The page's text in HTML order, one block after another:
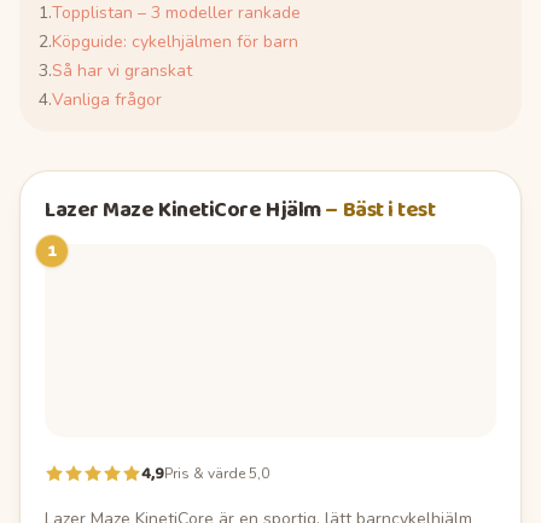
1.Topplistan – 3 modeller rankade
2.Köpguide: cykelhjälmen för barn
3.Så har vi granskat
4.Vanliga frågor
Lazer Maze KinetiCore Hjälm– Bäst i test
1
4,9Pris & värde 5,0